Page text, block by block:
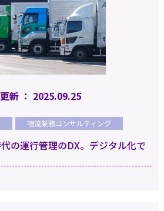
新 ： 2025.09.25
物流業務コンサルティング
の運行管理のDX。デジタル化で